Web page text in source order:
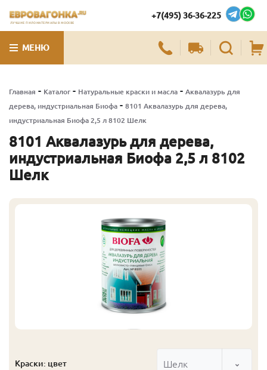
ЛУЧШИЕ ПИЛОМАТЕРИАЛЫ В МОСКВЕ
+7(495) 36-36-225
МЕНЮ
Главная - Каталог - Натуральные краски и масла - Аквалазурь для
дерева, индустриальная Биофа - 8101 Аквалазурь для дерева,
индустриальная Биофа 2,5 л 8102 Шелк
8101 Аквалазурь для дерева,
индустриальная Биофа 2,5 л 8102
Шелк
Краски: цвет Шелк